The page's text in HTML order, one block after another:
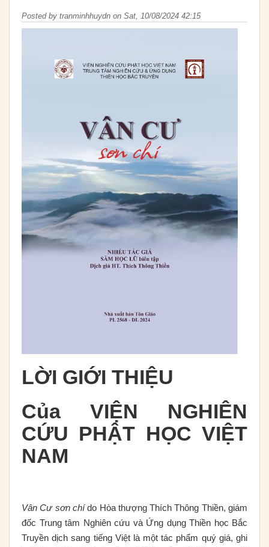
Posted by tranminhhuydn on Sat, 10/08/2024 42:15
LỜI GIỚI THIỆU
Của VIỆN NGHIÊN
CỨU PHẬT HỌC VIỆT
NAM
Vân Cư sơn chído Hòa thượng Thích Thông Thiền, giám
đốc Trung tâm Nghiên cứu và Ứng dụng Thiền học Bắc
Truyền dịch sang tiếng Việt là một tác phẩm quý giá, ghi